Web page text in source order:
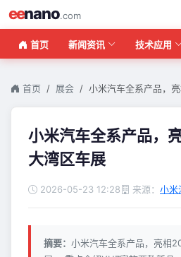
eenano.com
首页 新闻资讯 技术应用
首页 展会 小米汽车全系产品，
小米汽车全系产品，
大湾区车展
2026-05-23 12:28 来源： 小米
摘要： 小米汽车全系产品，亮相